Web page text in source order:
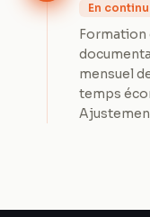
En continu
Formation
mensuel
temps